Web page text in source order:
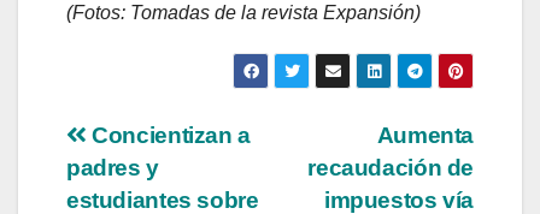
(Fotos: Tomadas de la revista Expansión)
Aumenta
recaudación de
impuestos vía
Concientizan a
padres y
estudiantes sobre